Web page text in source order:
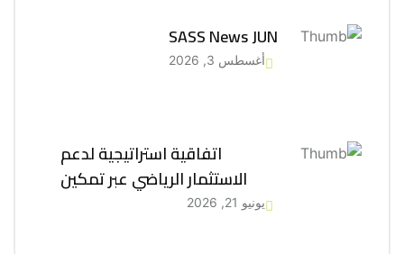
SASS News JUN
أغسطس 3, 2026
اتفاقية استراتيجية لدعم
الاستثمار الرياضي عبر تمكين
يونيو 21, 2026